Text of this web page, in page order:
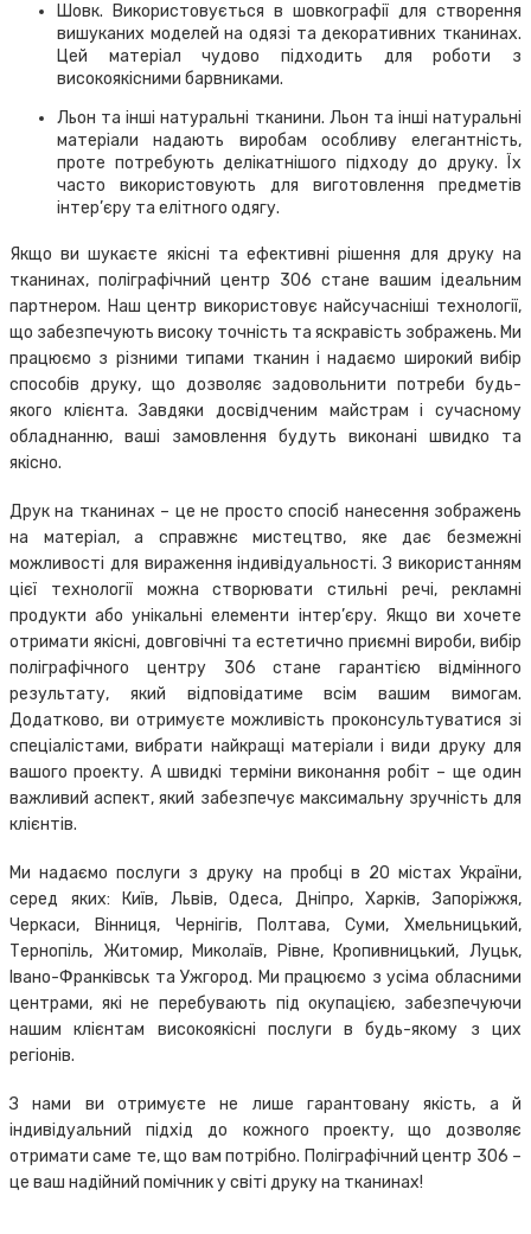
Шовк. Використовується в шовкографії для створення
вишуканих моделей на одязі та декоративних тканинах.
Цей матеріал чудово підходить для роботи з
високоякісними барвниками.
Льон та інші натуральні тканини. Льон та інші натуральні
матеріали надають виробам особливу елегантність,
проте потребують делікатнішого підходу до друку. Їх
часто використовують для виготовлення предметів
інтер’єру та елітного одягу.
Якщо ви шукаєте якісні та ефективні рішення для друку на
тканинах, поліграфічний центр 306 стане вашим ідеальним
партнером. Наш центр використовує найсучасніші технології,
що забезпечують високу точність та яскравість зображень. Ми
працюємо з різними типами тканин і надаємо широкий вибір
способів друку, що дозволяє задовольнити потреби будь-
якого клієнта. Завдяки досвідченим майстрам і сучасному
обладнанню, ваші замовлення будуть виконані швидко та
якісно.
Друк на тканинах – це не просто спосіб нанесення зображень
на матеріал, а справжнє мистецтво, яке дає безмежні
можливості для вираження індивідуальності. З використанням
цієї технології можна створювати стильні речі, рекламні
продукти або унікальні елементи інтер’єру. Якщо ви хочете
отримати якісні, довговічні та естетично приємні вироби, вибір
поліграфічного центру 306 стане гарантією відмінного
результату, який відповідатиме всім вашим вимогам.
Додатково, ви отримуєте можливість проконсультуватися зі
спеціалістами, вибрати найкращі матеріали і види друку для
вашого проекту. А швидкі терміни виконання робіт – ще один
важливий аспект, який забезпечує максимальну зручність для
клієнтів.
Ми надаємо послуги з друку на пробці в 20 містах України,
серед яких: Київ, Львів, Одеса, Дніпро, Харків, Запоріжжя,
Черкаси, Вінниця, Чернігів, Полтава, Суми, Хмельницький,
Тернопіль, Житомир, Миколаїв, Рівне, Кропивницький, Луцьк,
Івано-Франківськ та Ужгород. Ми працюємо з усіма обласними
центрами, які не перебувають під окупацією, забезпечуючи
нашим клієнтам високоякісні послуги в будь-якому з цих
регіонів.
З нами ви отримуєте не лише гарантовану якість, а й
індивідуальний підхід до кожного проекту, що дозволяє
отримати саме те, що вам потрібно. Поліграфічний центр 306 –
це ваш надійний помічник у світі друку на тканинах!